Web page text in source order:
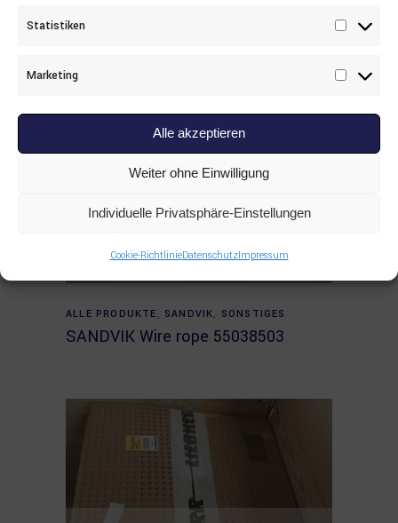
Statistiken
Marketing
Alle akzeptieren
Weiter ohne Einwilligung
Individuelle Privatsphäre-Einstellungen
Cookie-RichtlinieDatenschutzImpressum
Read more
ALLE PRODUKTE , SANDVIK, SONSTIGES
SANDVIK Wire rope 55038503